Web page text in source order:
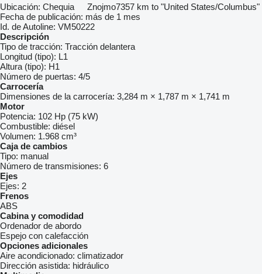
Ubicación: Chequia Znojmo7357 km to "United States/Columbus"
Fecha de publicación: más de 1 mes
Id. de Autoline: VM50222
Descripción
Tipo de tracción: Tracción delantera
Longitud (tipo): L1
Altura (tipo): H1
Número de puertas: 4/5
Carrocería
Dimensiones de la carrocería: 3,284 m × 1,787 m × 1,741 m
Motor
Potencia: 102 Hp (75 kW)
Combustible: diésel
Volumen: 1.968 cm³
Caja de cambios
Tipo: manual
Número de transmisiones: 6
Ejes
Ejes: 2
Frenos
ABS
Cabina y comodidad
Ordenador de abordo
Espejo con calefacción
Opciones adicionales
Aire acondicionado: climatizador
Dirección asistida: hidráulico